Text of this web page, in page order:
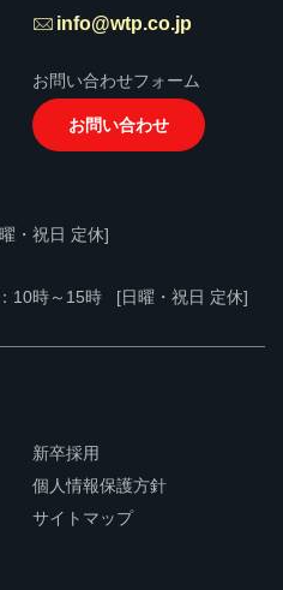
info@wtp.co.jp
お問い合わせフォーム
お問い合わせ
・祝日 定休]
10時～15時 [日曜・祝日 定休]
新卒採用
個人情報保護方針
サイトマップ